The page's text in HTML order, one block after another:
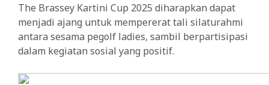
The Brassey Kartini Cup 2025 diharapkan dapat
menjadi ajang untuk mempererat tali silaturahmi
antara sesama pegolf ladies, sambil berpartisipasi
dalam kegiatan sosial yang positif.